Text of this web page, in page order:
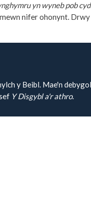
yn wyneb pob
nifer ohonynt.
y Beibl. Mae'n
Y Disgybl a'r athro.